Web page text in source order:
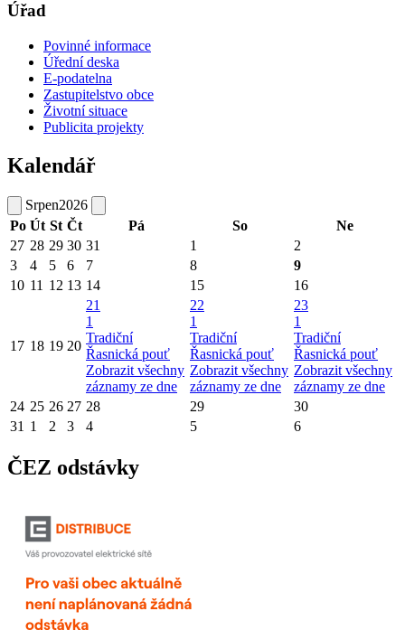
Úřad
Povinné informace
Úřední deska
E-podatelna
Zastupitelstvo obce
Životní situace
Publicita projekty
Kalendář
Srpen2026
Po Út St Čt Pá So
Ne
27 28 29 30 31 1
2
3
4 5 6 7 8
9
10 11 12 13 14 15 16
17 18 19 20
21
1
Tradiční
Řasnická pouť
Zobrazit všechny
záznamy ze dne
22
1
Tradiční
Řasnická pouť
Zobrazit všechny
záznamy ze dne
23
1
Tradiční
Řasnická pouť
Zobrazit všechny
záznamy ze dne
24 25 26 27 28 29
30
31 1 2 3 4 5 6
ČEZ odstávky